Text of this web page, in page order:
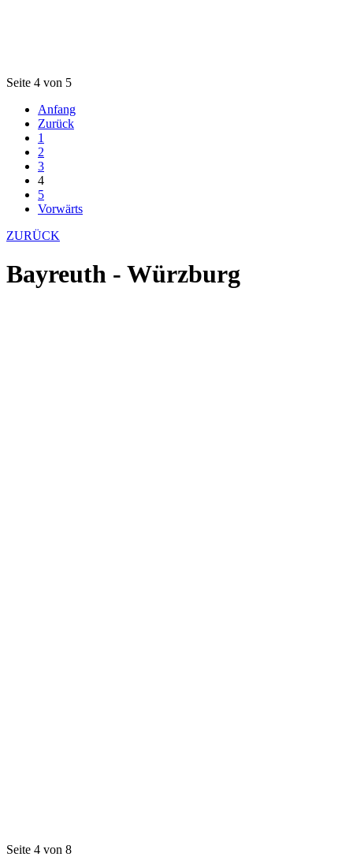
Seite 4 von 5
Anfang
Zurück
1
2
3
4
5
Vorwärts
ZURÜCK
Bayreuth - Würzburg
Seite 4 von 8